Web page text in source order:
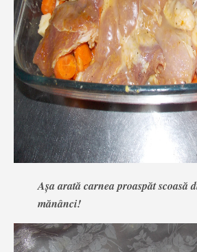
Așa arată carnea proaspăt scoasă
mănânci!